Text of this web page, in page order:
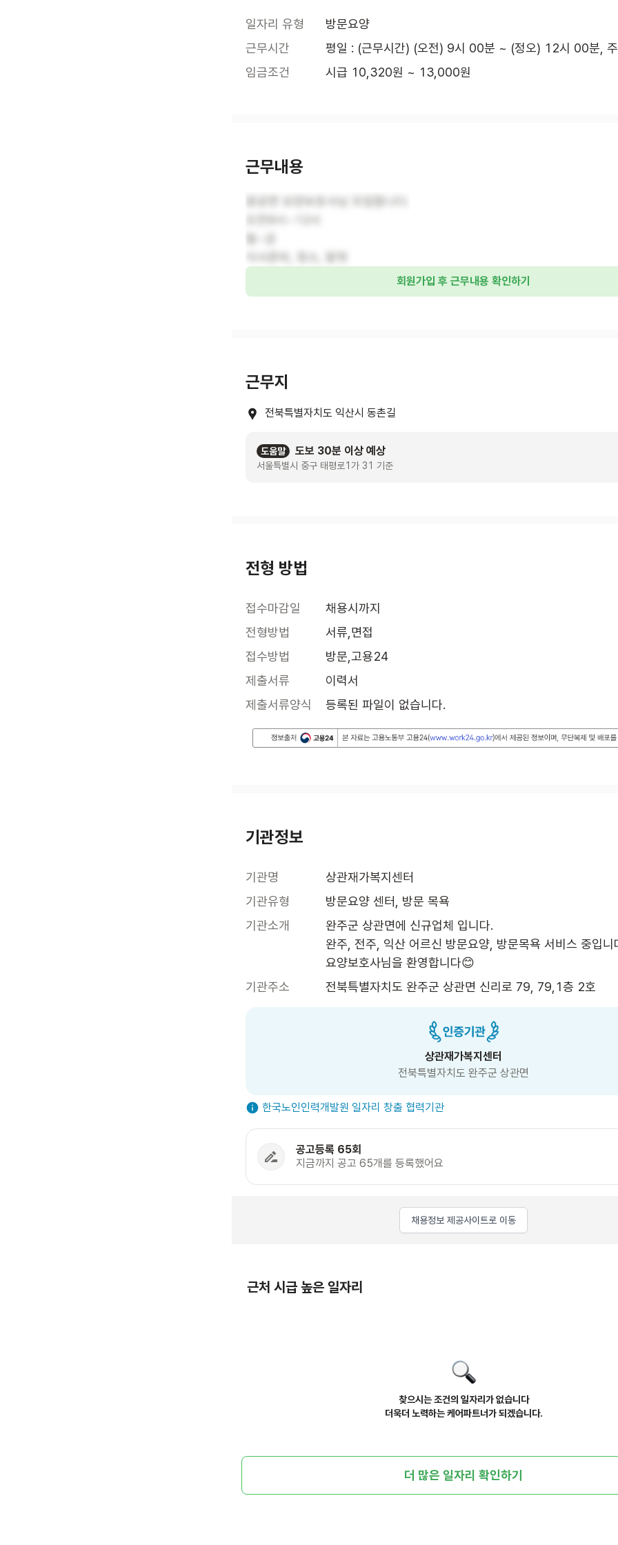
일자리 유형
방문요양
근무시간
평일 : (근무시간) (오전) 9시 00분 ~ (정오) 12시 00분,
임금조건
시급 10,320원 ~ 13,000원
근무내용
회원가입 후 근무내용 확인하기
근무지
전북특별자치도 익산시 동촌길
도움말 도보 30분 이상 예상
서울특별시 중구 태평로1가 31 기준
전형 방법
접수마감일
채용시까지
전형방법
서류,면접
접수방법
방문,고용24
제출서류
이력서
제출서류양식
등록된 파일이 없습니다.
기관정보
기관명
상관재가복지센터
기관유형
방문요양 센터, 방문 목욕
기관소개
완주군 상관면에 신규업체 입니다.
완주, 전주, 익산 어르신 방문요양, 방문목욕 서비스 중입니
요양보호사님을 환영합니다😊
기관주소
전북특별자치도 완주군 상관면 신리로 79, 79,1층 2호
상관재가복지센터
전북특별자치도 완주군 상관면
한국노인인력개발원 일자리 창출 협력기관
공고등록 65회
지금까지 공고 65개를 등록했어요
채용정보 제공사이트로 이동
근처 시급 높은 일자리
찾으시는 조건의 일자리가 없습니다
더욱더 노력하는 케어파트너가 되겠습니다.
더 많은 일자리 확인하기